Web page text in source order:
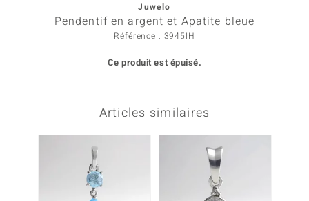
Juwelo
Pendentif en argent et Apatite bleue
Référence : 3945IH
Ce produit est épuisé.
Articles similaires